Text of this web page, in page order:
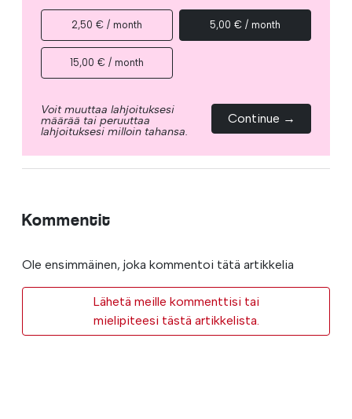
2,50 € / month 5,00 € / month
15,00 € / month
Voit muuttaa lahjoituksesi
määrää tai peruuttaa
lahjoituksesi milloin tahansa.
Continue →
Kommentit
Ole ensimmäinen, joka kommentoi tätä artikkelia
Lähetä meille kommenttisi tai
mielipiteesi tästä artikkelista.